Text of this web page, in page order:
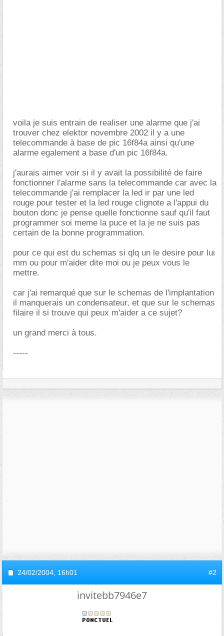
voila je suis entrain de realiser une alarme que j'ai
trouver chez elektor novembre 2002 il y a une
telecommande à base de pic 16f84a ainsi qu'une
alarme egalement a base d'un pic 16f84a.
j'aurais aimer voir si il y avait la possibilité de faire
fonctionner l'alarme sans la telecommande car avec la
telecommande j'ai remplacer la led ir par une led
rouge pour tester et la led rouge clignote a l'appui du
bouton donc je pense quelle fonctionne sauf qu'il faut
programmer soi meme la puce et la je ne suis pas
certain de la bonne programmation.
pour ce qui est du schemas si qlq un le desire pour lui
mm ou pour m'aider dite moi ou je peux vous le
mettre.
car j'ai remarqué que sur le schemas de l'implantation
il manquerais un condensateur, et que sur le schemas
filaire il si trouve qui peux m'aider a ce sujet?
un grand merci à tous.
-----
24/02/2004, 16h01 #2
invitebb7946e7